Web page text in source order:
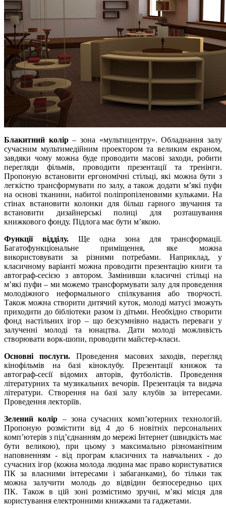
Блакитний колір– зона «мультицентру». Обладнання залу
сучасним мультимедійним проектором та великим екраном,
завдяки чому можна буде проводити масові заходи, робити
перегляди фільмів, проводити презентації та тренінги.
Пропоную встановити ергономічні стільці, які можна бути з
легкістю трансформувати по залу, а також додати м’які пуфи
на основі тканини, набитої поліпропіленовими кульками. На
стінах встановити колонки для більш гарного звучання та
встановити дизайнерські полиці для розташування
книжкового фонду. Підлога має бути м’якою.
Функції відділу.Ще одна зона для трансформації.
Багатофункціональне приміщення, яке можна
використовувати за різними потребами. Наприклад, у
класичному варіанті можна проводити презентацію книги та
автограф-сесією з автором. Замінивши класичні стільці на
м’які пуфи – ми можемо трансформувати залу для проведення
молодіжного неформального спілкування або творчості.
Також можна створити дитячий куток, молоді матусі зможуть
приходити до бібліотеки разом із дітьми. Необхідно створити
фонд настільних ігор – що безсумнівно надасть переваги у
залученні молоді та юнацтва. Дати молоді можливість
створювати ворк-шопи, проводити майстер-класи.
Основні послуги.Проведення масових заходів, перегляд
кінофільмів на базі кіноклубу. Презентації книжок та
автограф-сесії відомих авторів, футболістів. Проведення
літературних та музикальних вечорів. Презентація та видача
літератури. Створення на базі залу клубів за інтересами.
Проведення лекторіїв.
Зелений колір – зона сучасних комп’ютерних технологій.
Пропоную розмістити від 4 до 6 новітніх персональних
комп’ютерів з під’єднанням до мережі Інтернет (швидкість має
бути великою), при цьому з максимально різноманітним
наповненням - від програм класичних та навчальних - до
сучасних ігор (кожна молода людина має право користуватися
ПК за власними інтересами і забаганками), бо тільки так
можна залучити молодь до відвідин безпосередньо цих
ПК. Також в цій зоні розмістимо зручні, м’які місця для
користування електронними книжками та гаджетами.